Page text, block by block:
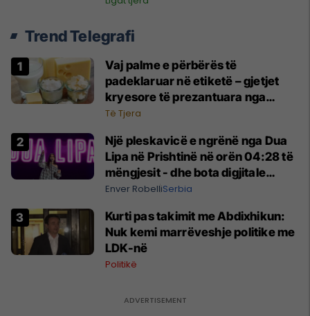
Trend Telegrafi
Vaj palme e përbërës të
padeklaruar në etiketë – gjetjet
kryesore të prezantuara nga
AUV-i pas kontrollit në sektorin e
Të Tjera
Një pleskavicë e ngrënë nga Dua
Lipa në Prishtinë në orën 04:28 të
mëngjesit - dhe bota digjitale
serbe shpall gjendjen e luftës
Enver RobelliSerbia
Kurti pas takimit me Abdixhikun:
Nuk kemi marrëveshje politike me
LDK-në
Politikë